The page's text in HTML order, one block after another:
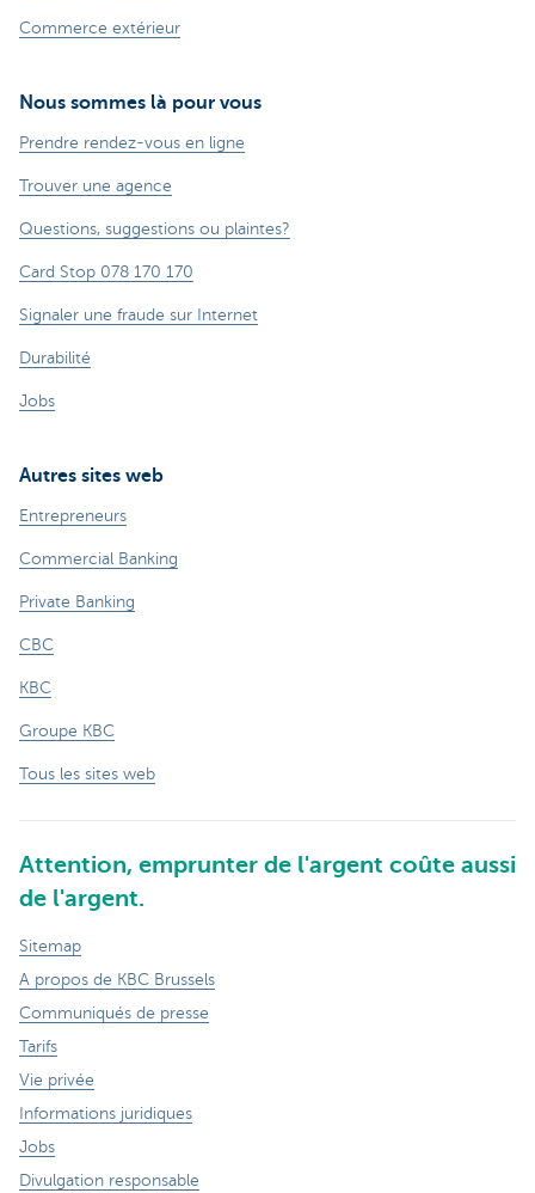
Commerce extérieur
Nous sommes là pour vous
Prendre rendez-vous en ligne
Trouver une agence
Questions, suggestions ou plaintes?
Card Stop 078 170 170
Signaler une fraude sur Internet
Durabilité
Jobs
Autres sites web
Entrepreneurs
Commercial Banking
Private Banking
CBC
KBC
Groupe KBC
Tous les sites web
Attention, emprunter de l'argent coûte aussi
de l'argent.
Sitemap
A propos de KBC Brussels
Communiqués de presse
Tarifs
Vie privée
Informations juridiques
Jobs
Divulgation responsable